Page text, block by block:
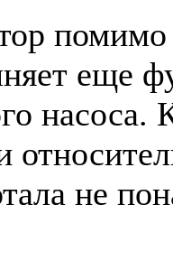
еще
насоса.
не